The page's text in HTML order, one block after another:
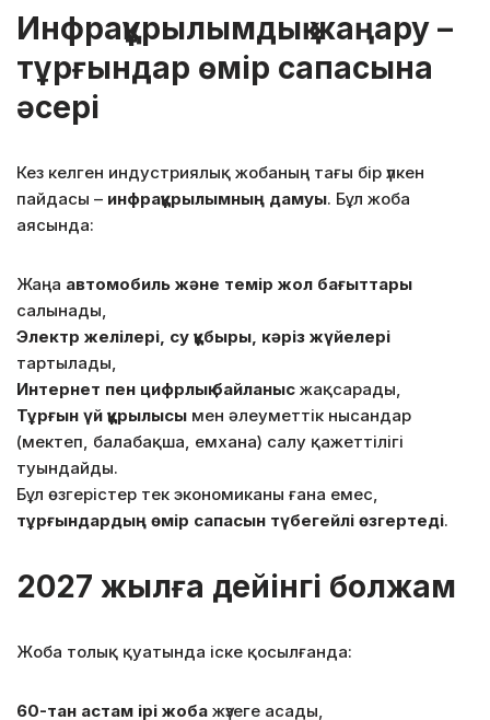
Инфрақұрылымдық жаңару –
тұрғындар өмір сапасына
әсері
Кез келген индустриялық жобаның тағы бір үлкен
пайдасы – инфрақұрылымның дамуы. Бұл жоба
аясында:
Жаңа автомобиль және темір жол бағыттары
салынады,
Электр желілері, су құбыры, кәріз жүйелері
тартылады,
Интернет пен цифрлық байланыс жақсарады,
Тұрғын үй құрылысы мен әлеуметтік нысандар
(мектеп, балабақша, емхана) салу қажеттілігі
туындайды.
Бұл өзгерістер тек экономиканы ғана емес,
тұрғындардың өмір сапасын түбегейлі өзгертеді.
2027 жылға дейінгі болжам
Жоба толық қуатында іске қосылғанда:
60-тан астам ірі жоба жүзеге асады,